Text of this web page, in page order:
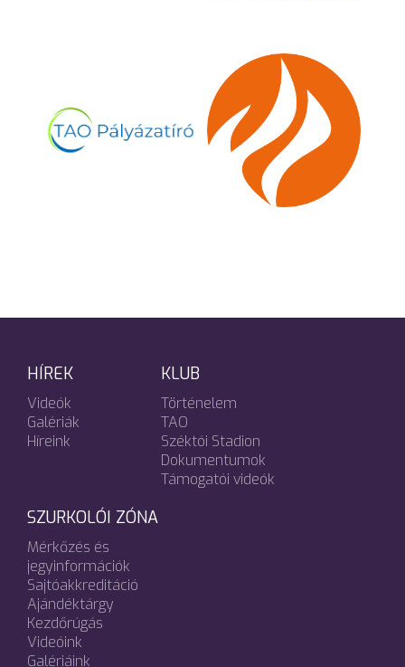
HÍREK
Videók
Galériák
Híreink
KLUB
Történelem
TAO
Széktói Stadion
Dokumentumok
Támogatói videók
SZURKOLÓI ZÓNA
Mérkőzés és
jegyinformációk
Sajtóakkreditáció
Ajándéktárgy
Kezdőrúgás
Videóink
Galériáink